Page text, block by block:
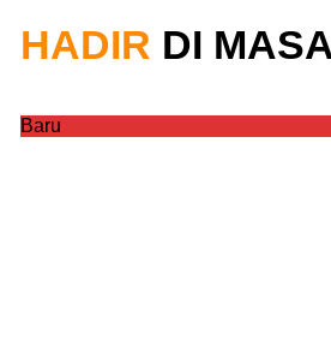
HADIR DI
Baru